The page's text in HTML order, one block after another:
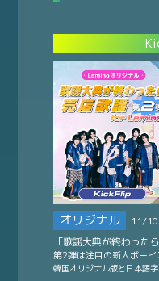
オリジナル
11/
「歌謡大典が終わった
第2弾は注目の新人ボーイ
韓国オリジナル版と日本語